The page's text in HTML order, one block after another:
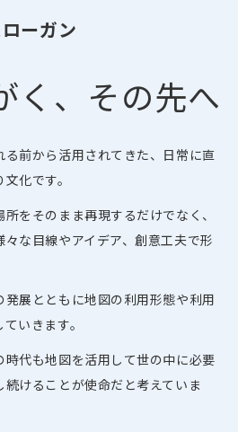
ーガン
く、その先へ
前から活用されてきた、日常に直
化です。
をそのまま再現するだけでなく、
な目線やアイデア、創意工夫で形
展とともに地図の利用形態や利用
いきます。
代も地図を活用して世の中に必要
けることが使命だと考えていま